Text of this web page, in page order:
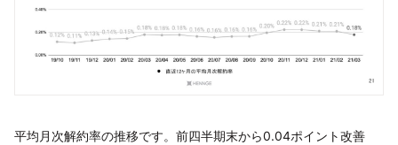
平均月次解約率の推移です。前四半期末から0.04ポイント改善